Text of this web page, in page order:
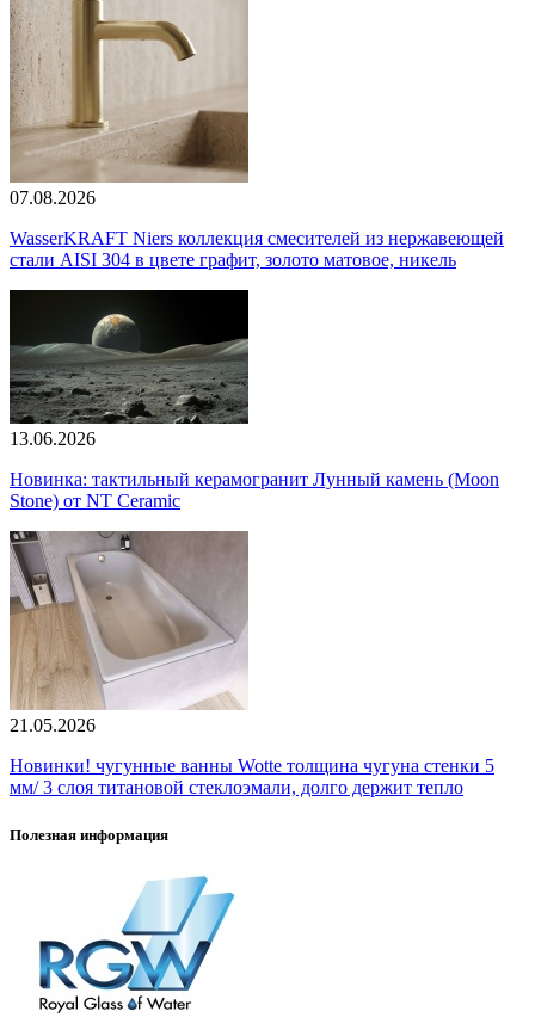
07.08.2026
WasserKRAFT Niers коллекция смесителей из нержавеющей
стали AISI 304 в цвете графит, золото матовое, никель
13.06.2026
Новинка: тактильный керамогранит Лунный камень (Moon
Stone) от NT Ceramic
21.05.2026
Новинки! чугунные ванны Wotte толщина чугуна стенки 5
мм/ 3 слоя титановой стеклоэмали, долго держит тепло
Полезная информация